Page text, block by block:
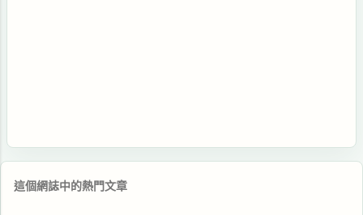
這個網誌中的熱門文章